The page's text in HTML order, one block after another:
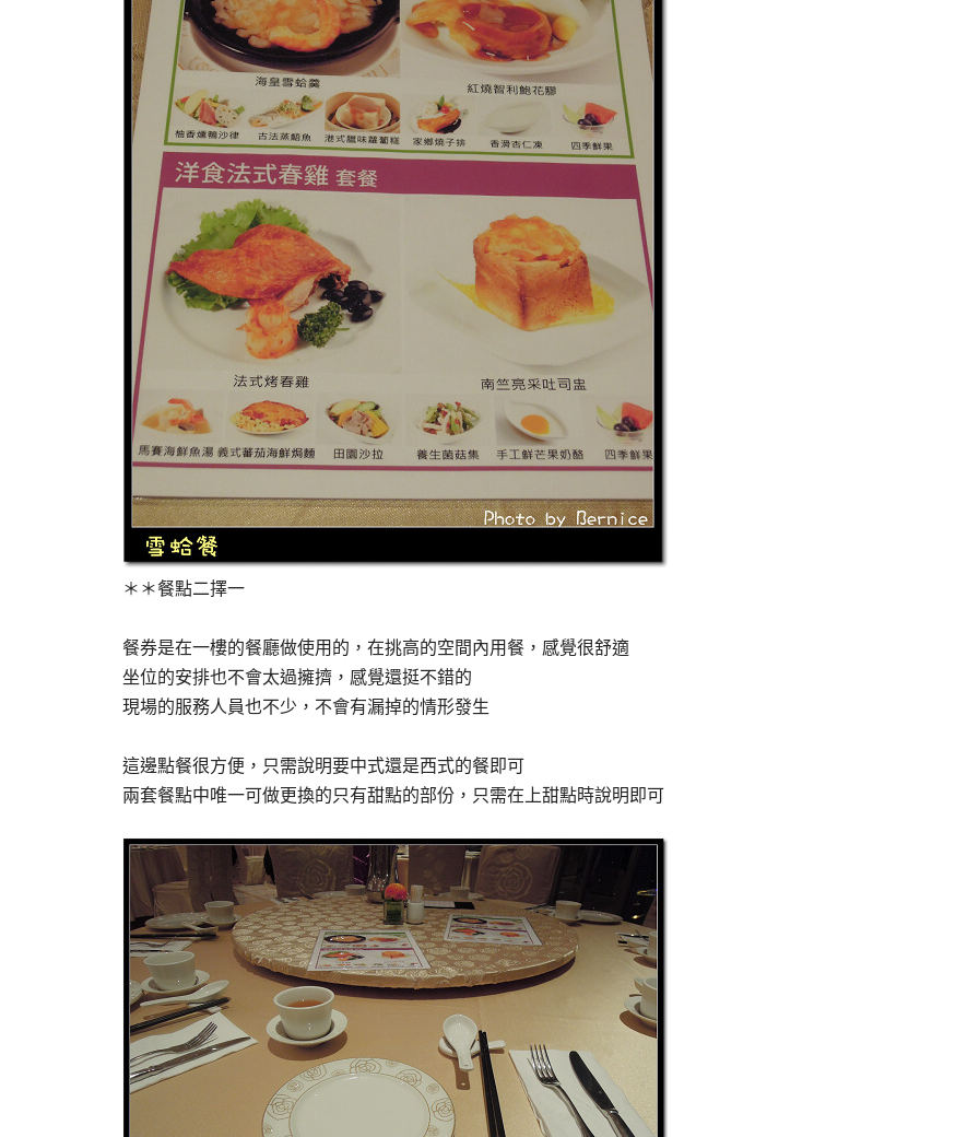
＊＊餐點二擇一
餐券是在一樓的餐廳做使用的，在挑高的空間內用餐，感覺很舒適
坐位的安排也不會太過擁擠，感覺還挺不錯的
現場的服務人員也不少，不會有漏掉的情形發生
這邊點餐很方便，只需說明要中式還是西式的餐即可
兩套餐點中唯一可做更換的只有甜點的部份，只需在上甜點時說明即可